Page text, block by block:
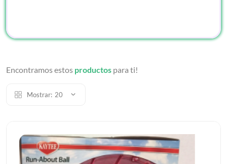
Encontramos estos productos para ti!
Mostrar: 20